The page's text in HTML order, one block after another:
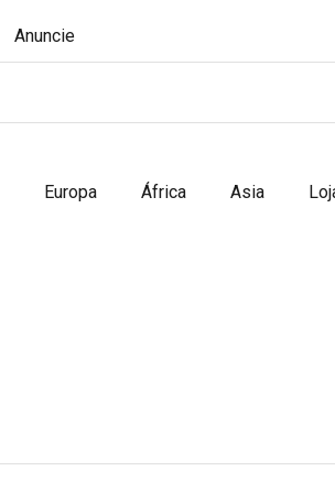
Anuncie
Europa África Asia